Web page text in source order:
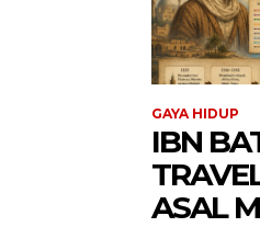
GAYA HIDUP
IBN
ASAL